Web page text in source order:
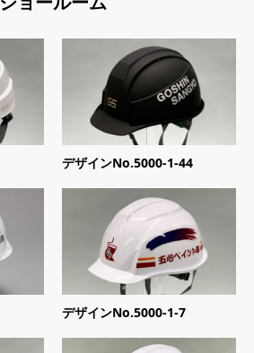
デザインNo.5000-1-44
デザインNo.5000-1-7